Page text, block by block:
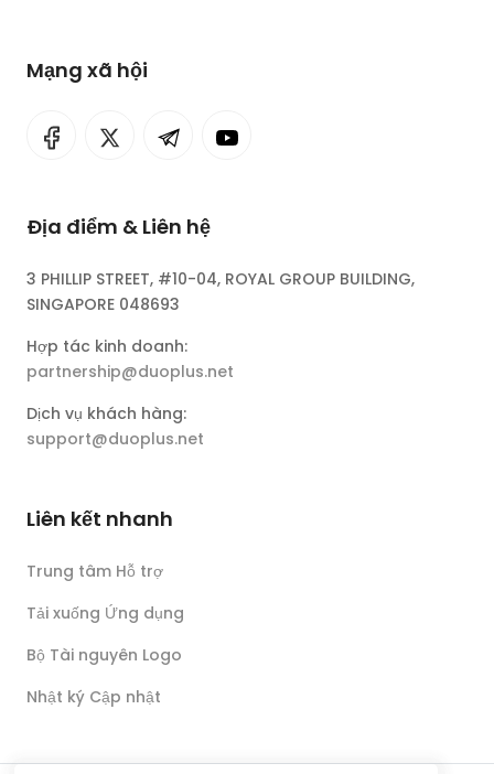
Mạng xã hội
Địa điểm & Liên hệ
3 PHILLIP STREET, #10-04, ROYAL GROUP BUILDING,
SINGAPORE 048693
Hợp tác kinh doanh:
partnership@duoplus.net
Dịch vụ khách hàng:
support@duoplus.net
Liên kết nhanh
Trung tâm Hỗ trợ
Tải xuống Ứng dụng
Bộ Tài nguyên Logo
Nhật ký Cập nhật